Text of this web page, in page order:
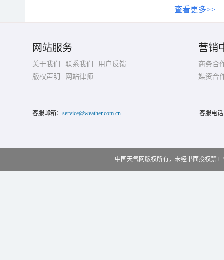
查看更多>>
网站服务
关于我们 联系我们
用户反馈
版权声明
网站律师
营销
商务合
媒资合
客服邮箱： service@weather.com.cn 客服电
中国天气网版权所有，未经书面授权